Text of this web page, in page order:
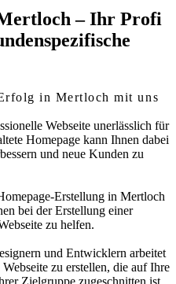
– Ihr Profi
in Mertloch mit uns
Webseite unerlässlich für
Homepage kann Ihnen dabei
und neue Kunden zu
Erstellung in Mertloch
bei der Erstellung einer
zu helfen.
und Entwicklern arbeitet
zu erstellen, die auf Ihre
Zielgruppe zugeschnitten ist.